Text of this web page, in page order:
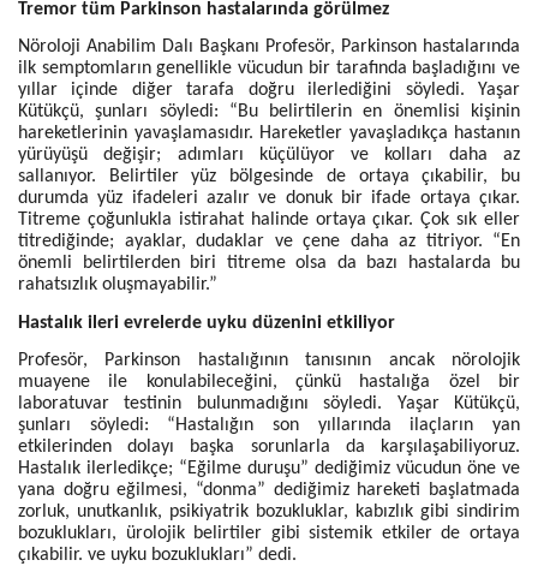
Tremor tüm Parkinson hastalarında görülmez
Nöroloji Anabilim Dalı Başkanı Profesör, Parkinson hastalarında
ilk semptomların genellikle vücudun bir tarafında başladığını ve
yıllar içinde diğer tarafa doğru ilerlediğini söyledi. Yaşar
Kütükçü, şunları söyledi: “Bu belirtilerin en önemlisi kişinin
hareketlerinin yavaşlamasıdır. Hareketler yavaşladıkça hastanın
yürüyüşü değişir; adımları küçülüyor ve kolları daha az
sallanıyor. Belirtiler yüz bölgesinde de ortaya çıkabilir, bu
durumda yüz ifadeleri azalır ve donuk bir ifade ortaya çıkar.
Titreme çoğunlukla istirahat halinde ortaya çıkar. Çok sık eller
titrediğinde; ayaklar, dudaklar ve çene daha az titriyor. “En
önemli belirtilerden biri titreme olsa da bazı hastalarda bu
rahatsızlık oluşmayabilir.”
Hastalık ileri evrelerde uyku düzenini etkiliyor
Profesör, Parkinson hastalığının tanısının ancak nörolojik
muayene ile konulabileceğini, çünkü hastalığa özel bir
laboratuvar testinin bulunmadığını söyledi. Yaşar Kütükçü,
şunları söyledi: “Hastalığın son yıllarında ilaçların yan
etkilerinden dolayı başka sorunlarla da karşılaşabiliyoruz.
Hastalık ilerledikçe; “Eğilme duruşu” dediğimiz vücudun öne ve
yana doğru eğilmesi, “donma” dediğimiz hareketi başlatmada
zorluk, unutkanlık, psikiyatrik bozukluklar, kabızlık gibi sindirim
bozuklukları, ürolojik belirtiler gibi sistemik etkiler de ortaya
çıkabilir. ve uyku bozuklukları” dedi.